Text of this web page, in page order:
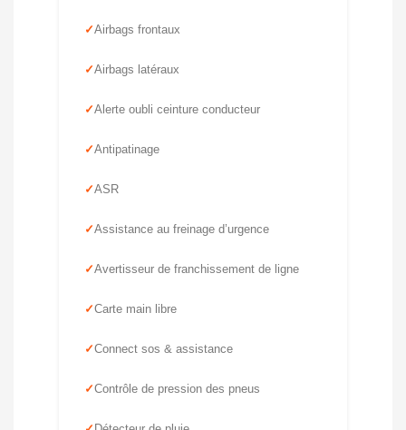
Airbags frontaux
Airbags latéraux
Alerte oubli ceinture conducteur
Antipatinage
ASR
Assistance au freinage d’urgence
Avertisseur de franchissement de ligne
Carte main libre
Connect sos & assistance
Contrôle de pression des pneus